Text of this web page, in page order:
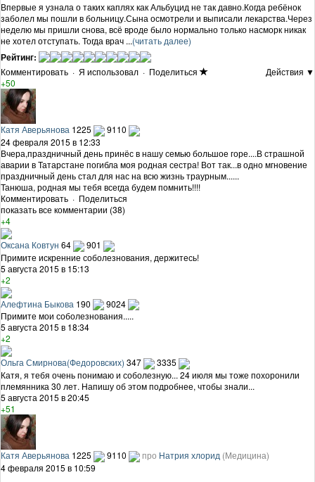
Впервые я узнала о таких каплях как Альбуцид не так давно.Когда ребёнок
заболел мы пошли в больницу.Сына осмотрели и выписали лекарства.Через
неделю мы пришли снова, всё вроде было нормально только насморк никак
не хотел отступать. Тогда врач ...(читать далее)
Рейтинг:
Комментировать · Я использовал · Поделиться
Действия ▼
+50
Катя Аверьянова 1225
9110
24 февраля 2015 в 12:33
Вчера,праздничный день принёс в нашу семью большое горе....В страшной
аварии в Татарстане погибла моя родная сестра! Вот так...в одно мгновение
праздничный день стал для нас на всю жизнь траурным......
Танюша, родная мы тебя всегда будем помнить!!!!
Комментировать · Поделиться
показать все комментарии (38)
+4
Оксана Ковтун 64
901
Примите искренние соболезнования, держитесь!
5 августа 2015 в 15:13
+2
Алефтина Быкова 190
9024
Примите мои соболезнования.....
5 августа 2015 в 18:34
+2
Ольга Смирнова(Федоровских) 347
3335
Катя, я тебя очень понимаю и соболезную... 24 июля мы тоже похоронили
племянника 30 лет. Напишу об этом подробнее, чтобы знали...
5 августа 2015 в 20:45
+51
Катя Аверьянова 1225 9110 про Натрия хлорид (Медицина)
4 февраля 2015 в 10:59